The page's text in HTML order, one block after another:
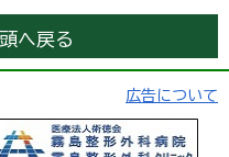
へ戻る
広告について